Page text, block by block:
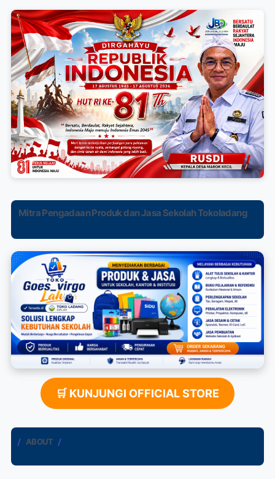
Mitra Pengadaan Produk dan Jasa Sekolah Tokoladang
🛒 KUNJUNGI OFFICIAL STORE
ABOUT